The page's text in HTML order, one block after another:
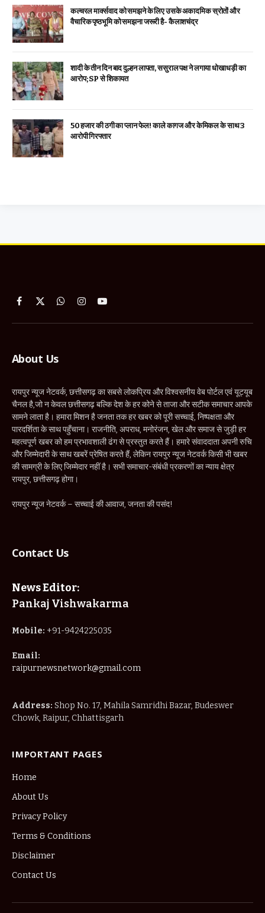
कल्चरल मार्क्सवाद को समझने के लिए उसके अकादमिक स्रोतों और
वैचारिक पृष्ठभूमि को समझना जरूरी है- कैलाशचंद्र
शादी के तीन दिन बाद दुल्हन लापता, ससुराल पक्ष ने लगाया धोखाधड़ी का
आरोप; SP से शिकायत
₹50 हजार की ठगी का प्लान फेल! काले कागज और केमिकल के साथ 3
आरोपी गिरफ्तार
Facebook
X
WhatsApp
InstagramYouTube
About Us
रायपुर न्यूज नेटवर्क, छत्तीसगढ़ का सबसे लोकप्रिय और विश्वसनीय वेब पोर्टल एवं यूट्यूब
चैनल है,जो न केवल छत्तीसगढ़ बल्कि देश के हर कोने से ताजा और सटीक समाचार आपके
सामने लाता है। हमारा मिशन है जनता तक हर खबर को पूरी सच्चाई, निष्पक्षता और
पारदर्शिता के साथ पहुँचाना। राजनीति, अपराध, मनोरंजन, खेल और समाज से जुड़ी हर
महत्वपूर्ण खबर को हम प्रभावशाली ढंग से प्रस्तुत करते हैं। हमारे संवाददाता अपनी रुचि
और जिम्मेदारी के साथ खबरें प्रेषित करते हैं, लेकिन रायपुर न्यूज नेटवर्क किसी भी खबर
की सामग्री के लिए जिम्मेदार नहीं है। सभी समाचार-संबंधी प्रकरणों का न्याय क्षेत्र
रायपुर, छत्तीसगढ़ होगा।
रायपुर न्यूज नेटवर्क – सच्चाई की आवाज, जनता की पसंद!
Contact Us
News Editor:
Pankaj Vishwakarma
Mobile: +91-9424225035
Email:
raipurnewsnetwork@gmail.com
Address: Shop No. 17, Mahila Samridhi Bazar, Budeswer
Chowk, Raipur, Chhattisgarh
IMPORTANT PAGES
Home
About Us
Privacy Policy
Terms & Conditions
Disclaimer
Contact Us